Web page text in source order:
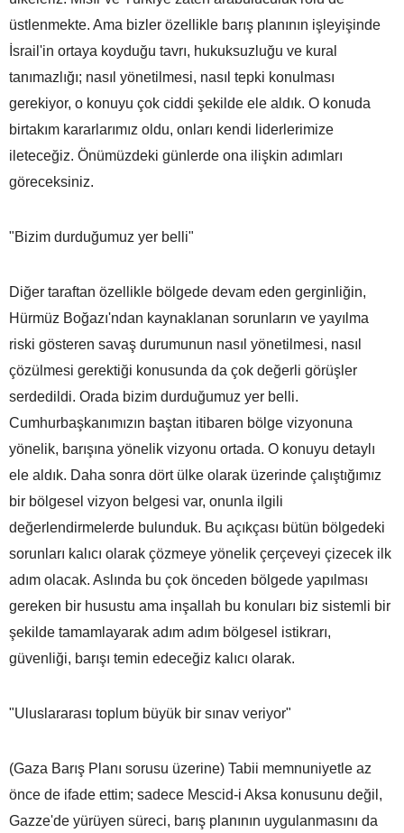
üstlenmekte. Ama bizler özellikle barış planının işleyişinde
İsrail'in ortaya koyduğu tavrı, hukuksuzluğu ve kural
tanımazlığı; nasıl yönetilmesi, nasıl tepki konulması
gerekiyor, o konuyu çok ciddi şekilde ele aldık. O konuda
birtakım kararlarımız oldu, onları kendi liderlerimize
ileteceğiz. Önümüzdeki günlerde ona ilişkin adımları
göreceksiniz.
"Bizim durduğumuz yer belli"
Diğer taraftan özellikle bölgede devam eden gerginliğin,
Hürmüz Boğazı'ndan kaynaklanan sorunların ve yayılma
riski gösteren savaş durumunun nasıl yönetilmesi, nasıl
çözülmesi gerektiği konusunda da çok değerli görüşler
serdedildi. Orada bizim durduğumuz yer belli.
Cumhurbaşkanımızın baştan itibaren bölge vizyonuna
yönelik, barışına yönelik vizyonu ortada. O konuyu detaylı
ele aldık. Daha sonra dört ülke olarak üzerinde çalıştığımız
bir bölgesel vizyon belgesi var, onunla ilgili
değerlendirmelerde bulunduk. Bu açıkçası bütün bölgedeki
sorunları kalıcı olarak çözmeye yönelik çerçeveyi çizecek ilk
adım olacak. Aslında bu çok önceden bölgede yapılması
gereken bir husustu ama inşallah bu konuları biz sistemli bir
şekilde tamamlayarak adım adım bölgesel istikrarı,
güvenliği, barışı temin edeceğiz kalıcı olarak.
"Uluslararası toplum büyük bir sınav veriyor"
(Gaza Barış Planı sorusu üzerine) Tabii memnuniyetle az
önce de ifade ettim; sadece Mescid-i Aksa konusunu değil,
Gazze'de yürüyen süreci, barış planının uygulanmasını da